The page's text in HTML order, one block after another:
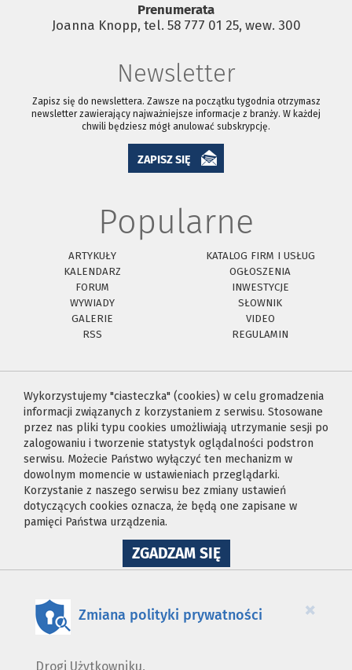
Prenumerata
Joanna Knopp, tel. 58 777 01 25, wew. 300
Newsletter
Zapisz się do newslettera. Zawsze na początku tygodnia otrzymasz
newsletter zawierający najważniejsze informacje z branży. W każdej
chwili będziesz mógł anulować subskrypcję.
ZAPISZ SIĘ
Popularne
ARTYKUŁY
KATALOG FIRM I USŁUG
KALENDARZ
OGŁOSZENIA
FORUM
INWESTYCJE
WYWIADY
SŁOWNIK
GALERIE
VIDEO
RSS
REGULAMIN
Wykorzystujemy "ciasteczka" (cookies) w celu gromadzenia
informacji związanych z korzystaniem z serwisu. Stosowane
przez nas pliki typu cookies umożliwiają utrzymanie sesji po
zalogowaniu i tworzenie statystyk oglądalności podstron
serwisu. Możecie Państwo wyłączyć ten mechanizm w
dowolnym momencie w ustawieniach przeglądarki.
Korzystanie z naszego serwisu bez zmiany ustawień
dotyczących cookies oznacza, że będą one zapisane w
pamięci Państwa urządzenia.
ZGADZAM SIĘNA
WYKORZYSTANIE
×
Zmiana polityki prywatności
Drogi Użytkowniku,